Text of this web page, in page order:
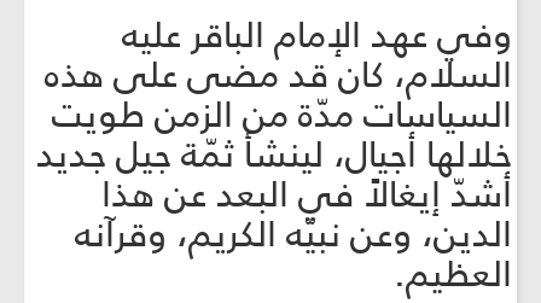
وفي عهد الإمام الباقر عليه
السلام، كان قد مضى على هذه
السياسات مدّة من الزمن طويت
خلالها أجيال، لينشأ ثمّة جيل جديد
أشدّ إيغالاً في البعد عن هذا
الدين، وعن نبيّه الكريم، وقرآنه
العظيم.